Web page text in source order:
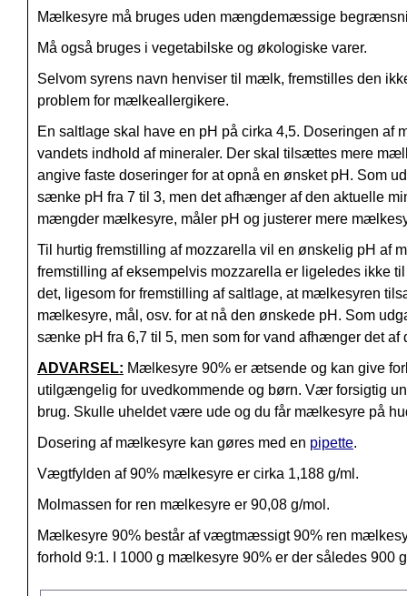
Mælkesyre må bruges uden mængdemæssige
Må også bruges i vegetabilske og økologiske varer.
Selvom syrens navn henviser til mælk, fremstilles den
problem for mælkeallergikere.
En saltlage skal have en pH på cirka 4,5. Doseringen
vandets indhold af mineraler. Der skal tilsættes mere
angive faste doseringer for at opnå en ønsket pH. Som
sænke pH fra 7 til 3, men det afhænger af den aktuelle
mængder mælkesyre, måler pH og justerer mere
Til hurtig fremstilling af mozzarella vil en ønskelig pH
fremstilling af eksempelvis mozzarella er ligeledes ikke
det, ligesom for fremstilling af saltlage, at mælkesyren
mælkesyre, mål, osv. for at nå den ønskede pH. Som
sænke pH fra 6,7 til 5, men som for vand afhænger det
ADVARSEL: Mælkesyre 90% er ætsende og kan give
utilgængelig for uvedkommende og børn. Vær forsigtig
brug. Skulle uheldet være ude og du får mælkesyre på
Dosering af mælkesyre kan gøres med en pipette.
Vægtfylden af 90% mælkesyre er cirka 1,188 g/ml.
Molmassen for ren mælkesyre er 90,08 g/mol.
Mælkesyre 90% består af vægtmæssigt 90% ren
forhold 9:1. I 1000 g mælkesyre 90% er der således 900